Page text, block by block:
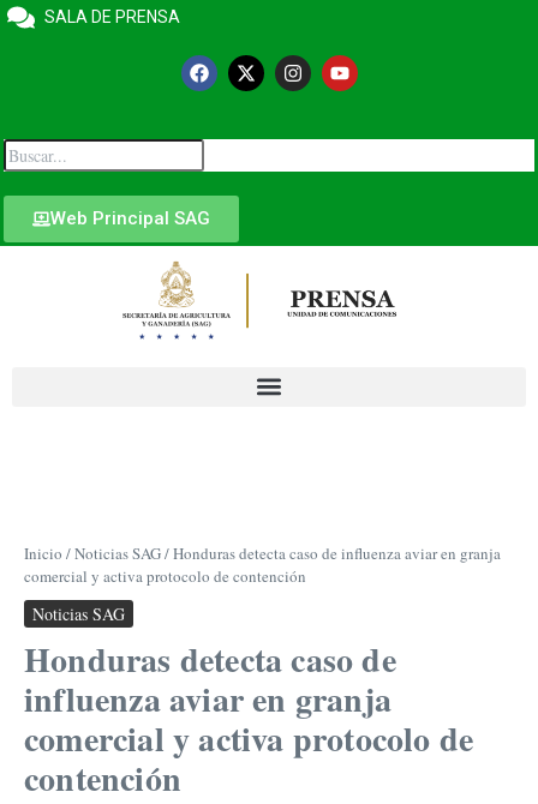
SALA DE PRENSA
Web Principal SAG
Inicio /Noticias SAG/Honduras detecta caso de influenza aviar en granja
comercial y activa protocolo de contención
Noticias SAG
Honduras detecta caso de
influenza aviar en granja
comercial y activa protocolo de
contención